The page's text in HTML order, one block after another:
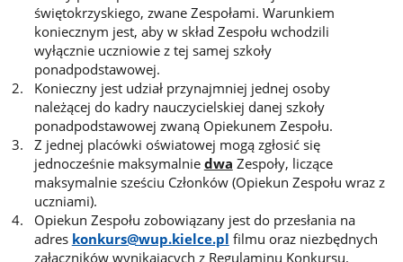
świętokrzyskiego, zwane Zespołami. Warunkiem
koniecznym jest, aby w skład Zespołu wchodzili
wyłącznie uczniowie z tej samej szkoły
ponadpodstawowej.
Konieczny jest udział przynajmniej jednej osoby
należącej do kadry nauczycielskiej danej szkoły
ponadpodstawowej zwaną Opiekunem Zespołu.
Z jednej placówki oświatowej mogą zgłosić się
jednocześnie maksymalnie dwa Zespoły, liczące
maksymalnie sześciu Członków (Opiekun Zespołu wraz z
uczniami).
Opiekun Zespołu zobowiązany jest do przesłania na
adres konkurs@wup.kielce.pl filmu oraz niezbędnych
załączników wynikających z Regulaminu Konkursu.